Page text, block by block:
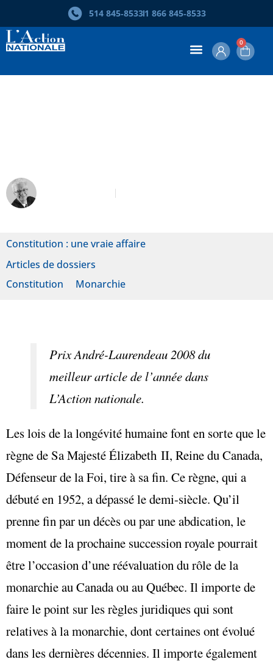
514 845‑85331 866 845‑8533
0
Constitution : une vraie affaire
Articles de dossiers
Constitution
Monarchie
Prix André-Laurendeau 2008 du
meilleur article de l’année dans
L’Action nationale.
Les lois de la longévité humaine font en sorte que le
règne de Sa Majesté Élizabeth II, Reine du Canada,
Défenseur de la Foi, tire à sa fin. Ce règne, qui a
débuté en 1952, a dépassé le demi-siècle. Qu’il
prenne fin par un décès ou par une abdication, le
moment de la prochaine succession royale pourrait
être l’occasion d’une réévaluation du rôle de la
monarchie au Canada ou au Québec. Il importe de
faire le point sur les règles juridiques qui sont
relatives à la monarchie, dont certaines ont évolué
dans les dernières décennies. Il importe également